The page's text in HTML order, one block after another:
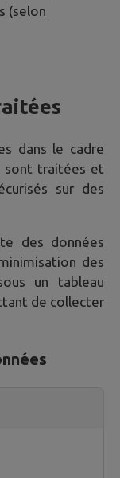
(selon
dans le cadre
sont traitées et
sur des
des données
des
un tableau
de collecter